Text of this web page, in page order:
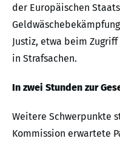
der Europäischen
Justiz, etwa beim
in Strafsachen.
In zwei Stunden zur
Weitere Schwerpunkte
Kommission erwartete